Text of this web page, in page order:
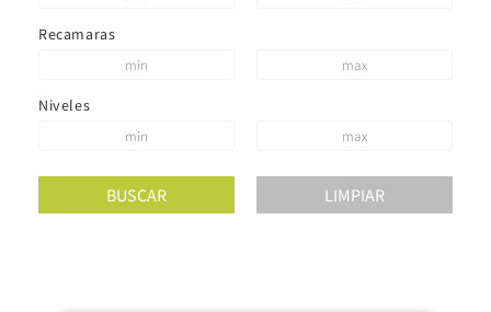
Recamaras
Niveles